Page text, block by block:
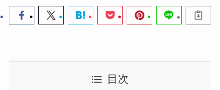
目次